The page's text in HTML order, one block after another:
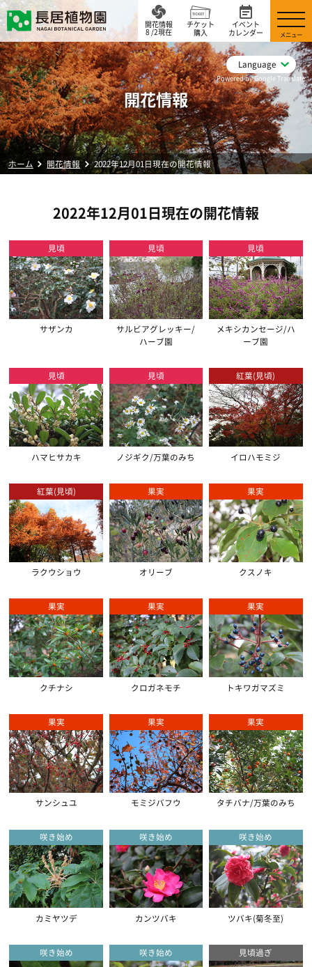
Language
Powered by Google Translate
開花情報
8 /2現在
チケット
購入
イベント
カレンダー
メニュー
開花情報
ホーム 開花情報 2022年12月01日現在の開花情報
2022年12月01日現在の開花情報
見頃
サザンカ
見頃
サルビアグレッキー/
ハーブ園
見頃
メキシカンセージ/ハ
ーブ園
見頃
ハマヒサカキ
見頃
ノジギク/万葉のみち
紅葉(見頃)
イロハモミジ
紅葉(見頃)
ラクウショウ
果実
オリーブ
果実
クスノキ
果実
クチナシ
果実
クロガネモチ
果実
トキワガマズミ
果実
サンシュユ
果実
モミジバフウ
果実
タチバナ/万葉のみち
咲き始め
カミヤツデ
咲き始め
カンツバキ
咲き始め
ツバキ(菊冬至)
咲き始め 咲き始め 見頃過ぎ